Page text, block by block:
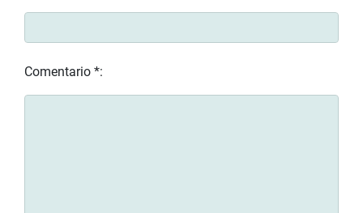
Comentario *: